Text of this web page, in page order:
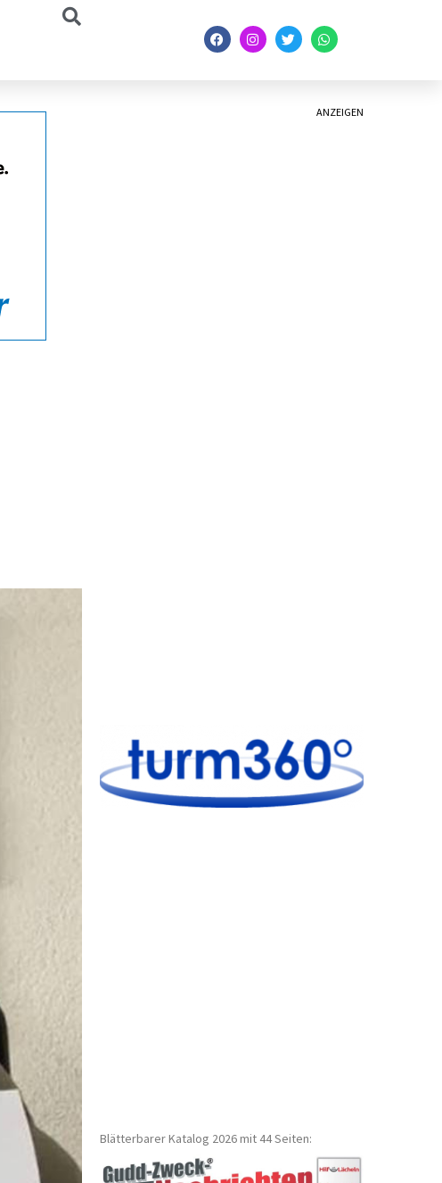
ANZEIGEN
Blätterbarer Katalog 2026 mit 44 Seiten: